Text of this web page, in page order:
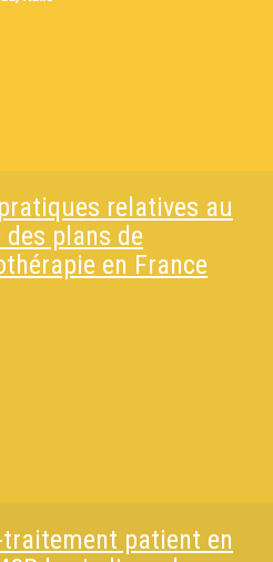
relatives au
plans de
en France
traitement patient en